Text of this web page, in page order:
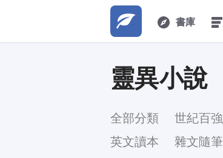
書庫
靈異小說
全部分類 世紀百強
英文讀本
雜文隨筆